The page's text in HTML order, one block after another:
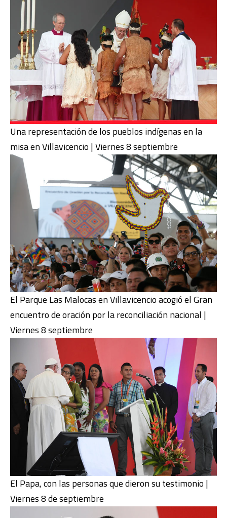
Una representación de los pueblos indígenas en la
misa en Villavicencio | Viernes 8 septiembre
El Parque Las Malocas en Villavicencio acogió el Gran
encuentro de oración por la reconciliación nacional |
Viernes 8 septiembre
El Papa, con las personas que dieron su testimonio |
Viernes 8 de septiembre